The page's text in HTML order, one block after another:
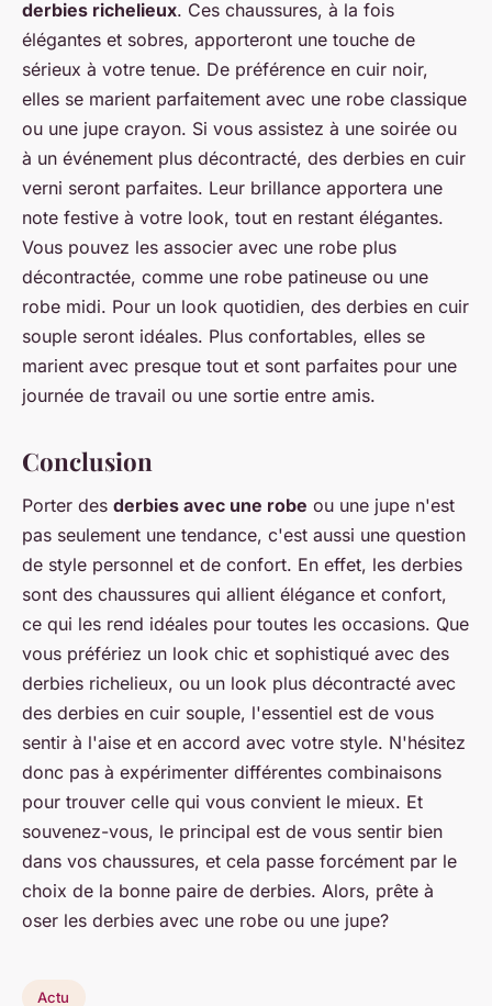
derbies richelieux. Ces chaussures, à la fois
élégantes et sobres, apporteront une touche de
sérieux à votre tenue. De préférence en cuir noir,
elles se marient parfaitement avec une robe classique
ou une jupe crayon. Si vous assistez à une soirée ou
à un événement plus décontracté, des derbies en cuir
verni seront parfaites. Leur brillance apportera une
note festive à votre look, tout en restant élégantes.
Vous pouvez les associer avec une robe plus
décontractée, comme une robe patineuse ou une
robe midi. Pour un look quotidien, des derbies en cuir
souple seront idéales. Plus confortables, elles se
marient avec presque tout et sont parfaites pour une
journée de travail ou une sortie entre amis.
Conclusion
Porter des derbies avec une robe ou une jupe n'est
pas seulement une tendance, c'est aussi une question
de style personnel et de confort. En effet, les derbies
sont des chaussures qui allient élégance et confort,
ce qui les rend idéales pour toutes les occasions. Que
vous préfériez un look chic et sophistiqué avec des
derbies richelieux, ou un look plus décontracté avec
des derbies en cuir souple, l'essentiel est de vous
sentir à l'aise et en accord avec votre style. N'hésitez
donc pas à expérimenter différentes combinaisons
pour trouver celle qui vous convient le mieux. Et
souvenez-vous, le principal est de vous sentir bien
dans vos chaussures, et cela passe forcément par le
choix de la bonne paire de derbies. Alors, prête à
oser les derbies avec une robe ou une jupe?
Actu